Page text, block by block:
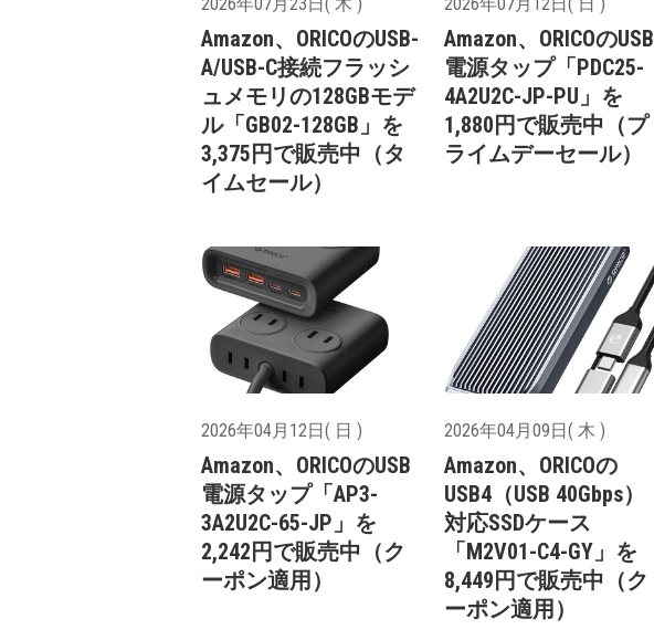
Amazon、ORICOのUSB-
A/USB-C接続フラッシ
ュメモリの128GBモデ
ル「GB02-128GB」を
3,375円で販売中（タ
イムセール）
Amazon、ORICOのUSB
電源タップ「PDC25-
4A2U2C-JP-PU」を
1,880円で販売中（プ
ライムデーセール）
2026年04月12日( 日 )
Amazon、ORICOのUSB
電源タップ「AP3-
3A2U2C-65-JP」を
2,242円で販売中（ク
ーポン適用）
2026年04月09日( 木 )
Amazon、ORICOの
USB4（USB 40Gbps）
対応SSDケース
「M2V01-C4-GY」を
8,449円で販売中（ク
ーポン適用）